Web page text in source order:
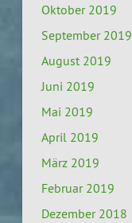
Oktober 2019
September 2019
August 2019
Juni 2019
Mai 2019
April 2019
März 2019
Februar 2019
Dezember 2018